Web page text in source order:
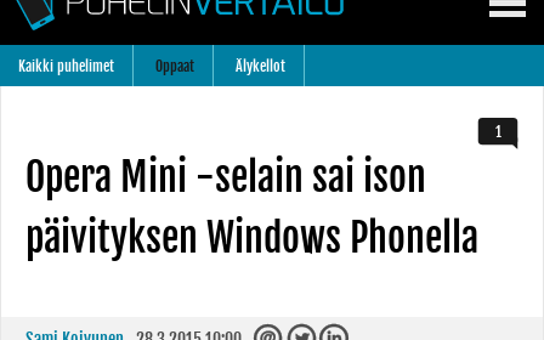
Kaikki puhelimet Oppaat Älykellot
Opera Mini -selain sai ison
päivityksen Windows Phonella
1